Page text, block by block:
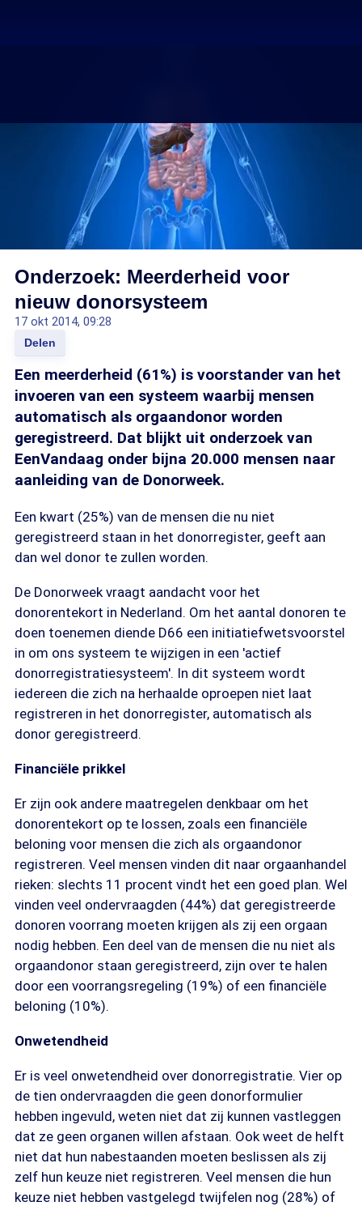
Onderzoek: Meerderheid voor
nieuw donorsysteem
17 okt 2014, 09:28
Delen
Een meerderheid (61%) is voorstander van het
invoeren van een systeem waarbij mensen
automatisch als orgaandonor worden
geregistreerd. Dat blijkt uit onderzoek van
EenVandaag onder bijna 20.000 mensen naar
aanleiding van de Donorweek.
Een kwart (25%) van de mensen die nu niet
geregistreerd staan in het donorregister, geeft aan
dan wel donor te zullen worden.
De Donorweek vraagt aandacht voor het
donorentekort in Nederland. Om het aantal donoren te
doen toenemen diende D66 een initiatiefwetsvoorstel
in om ons systeem te wijzigen in een 'actief
donorregistratiesysteem'. In dit systeem wordt
iedereen die zich na herhaalde oproepen niet laat
registreren in het donorregister, automatisch als
donor geregistreerd.
Financiële prikkel
Er zijn ook andere maatregelen denkbaar om het
donorentekort op te lossen, zoals een financiële
beloning voor mensen die zich als orgaandonor
registreren. Veel mensen vinden dit naar orgaanhandel
rieken: slechts 11 procent vindt het een goed plan. Wel
vinden veel ondervraagden (44%) dat geregistreerde
donoren voorrang moeten krijgen als zij een orgaan
nodig hebben. Een deel van de mensen die nu niet als
orgaandonor staan geregistreerd, zijn over te halen
door een voorrangsregeling (19%) of een financiële
beloning (10%).
Onwetendheid
Er is veel onwetendheid over donorregistratie. Vier op
de tien ondervraagden die geen donorformulier
hebben ingevuld, weten niet dat zij kunnen vastleggen
dat ze geen organen willen afstaan. Ook weet de helft
niet dat hun nabestaanden moeten beslissen als zij
zelf hun keuze niet registreren. Veel mensen die hun
keuze niet hebben vastgelegd twijfelen nog (28%) of